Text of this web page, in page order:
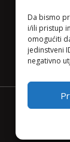
Da bismo
i/ili pristup
omogućiti
jedinstveni
negativno